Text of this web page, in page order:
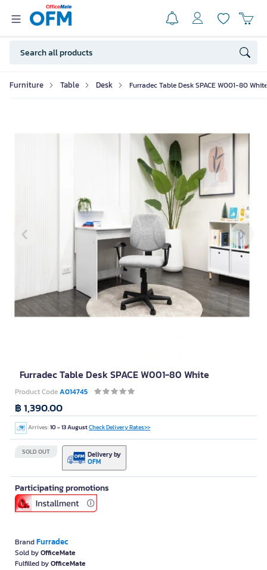
Furniture Table Desk Furradec Table Desk SPACE W001-80 White
Furradec Table Desk SPACE W001-80 White
Product CodeA014745
BrandFurradec
Sold byOfficeMate
Fulfilled byOfficeMate
Arrives:10 - 13 AugustCheck Delivery Rates>>
SOLD OUT Delivery by
OFM
฿ 1,390.00
Participating promotions